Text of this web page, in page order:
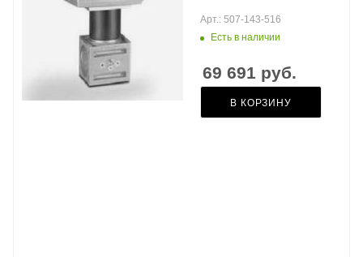
Есть в наличии
Арт.: 507-143-516
69 691 руб.
В КОРЗИНУ